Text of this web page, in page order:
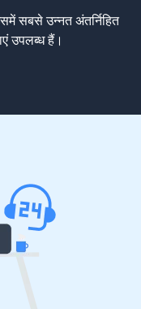
सबसे उन्नत अंतर्निहित
उपलब्ध हैं।